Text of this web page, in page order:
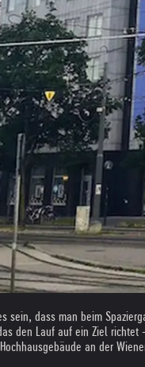
sein, dass man beim
den Lauf auf ein Ziel
an der